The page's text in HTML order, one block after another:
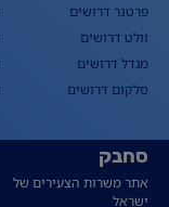
פרטנר דרושים
וולט דרושים
מגדל דרושים
סלקום דרושים
סחבק
אתר משרות הצעירים של
ישראל